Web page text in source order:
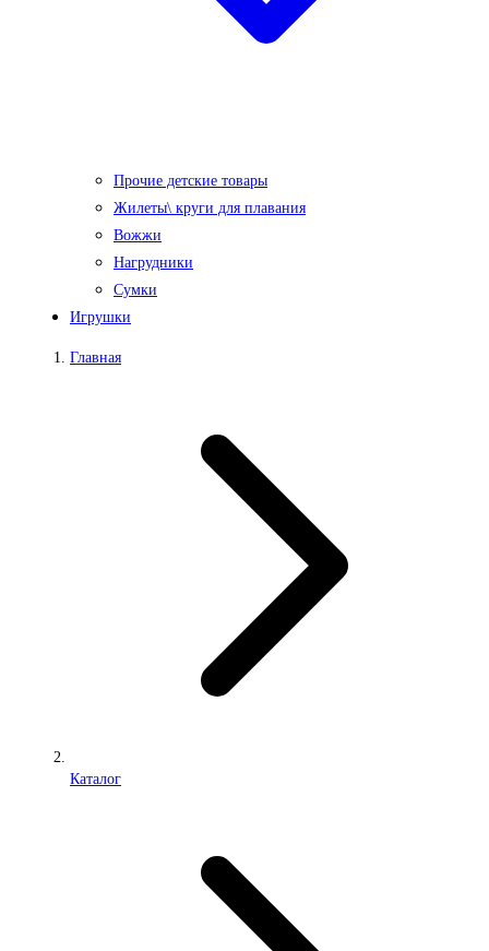
Прочие детские товары
Жилеты\ круги для плавания
Вожжи
Нагрудники
Сумки
Игрушки
Главная
Каталог